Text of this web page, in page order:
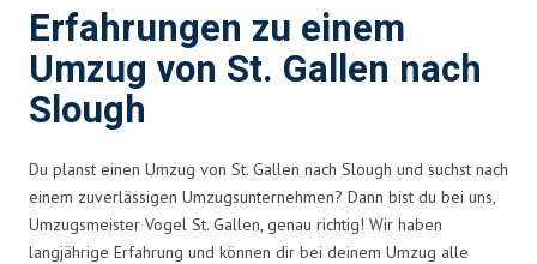
Erfahrungen zu einem
Umzug von St. Gallen nach
Slough
Du planst einen Umzug von St. Gallen nach Slough und suchst nach
einem zuverlässigen Umzugsunternehmen? Dann bist du bei uns,
Umzugsmeister Vogel St. Gallen, genau richtig! Wir haben
langjährige Erfahrung und können dir bei deinem Umzug alle